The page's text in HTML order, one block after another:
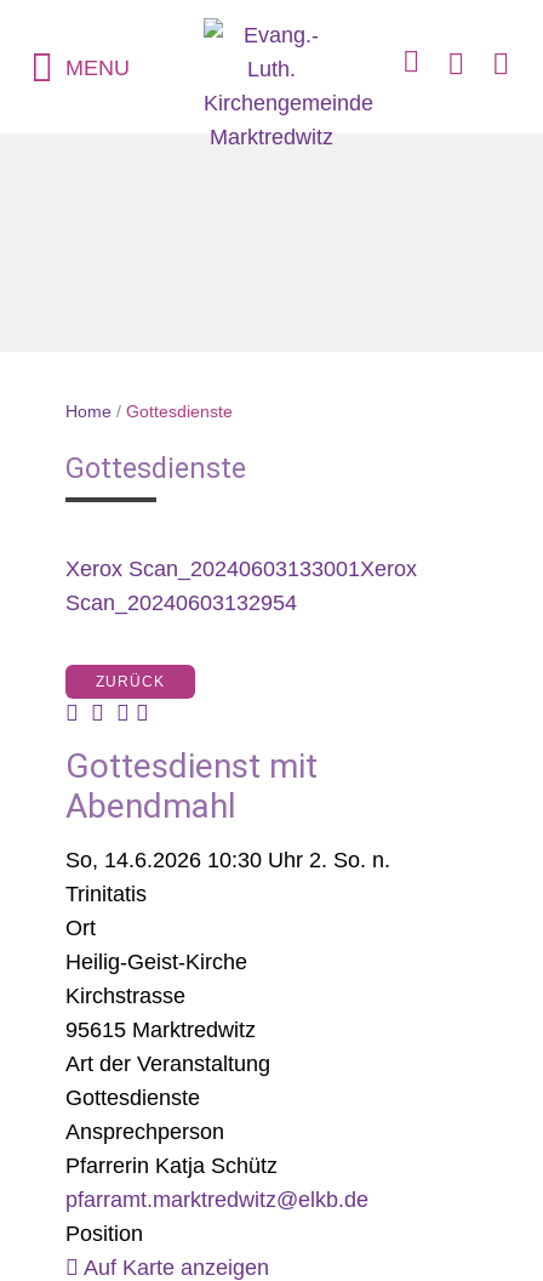
MENU
Home / Gottesdienste
Gottesdienste
Xerox Scan_20240603133001Xerox
Scan_20240603132954
ZURÜCK
Gottesdienst mit
Abendmahl
So, 14.6.2026 10:30 Uhr 2. So. n.
Trinitatis
Ort
Heilig-Geist-Kirche
Kirchstrasse
95615 Marktredwitz
Art der Veranstaltung
Gottesdienste
Ansprechperson
Pfarrerin Katja Schütz
pfarramt.marktredwitz@elkb.de
Position
Auf Karte anzeigen